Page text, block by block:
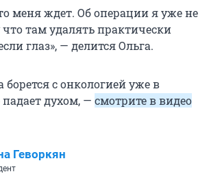
меня ждет. Об операции я уже не
там удалять практически
глаз», — делится Ольга.
борется с онкологией уже в
духом, — смотрите в видео
Геворкян